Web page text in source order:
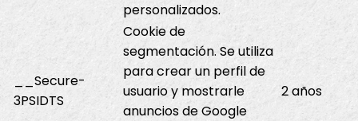
personalizados.
__Secure-
3PSIDTS
Cookie de
segmentación. Se utiliza
para crear un perfil de
usuario y mostrarle
anuncios de Google
2 años